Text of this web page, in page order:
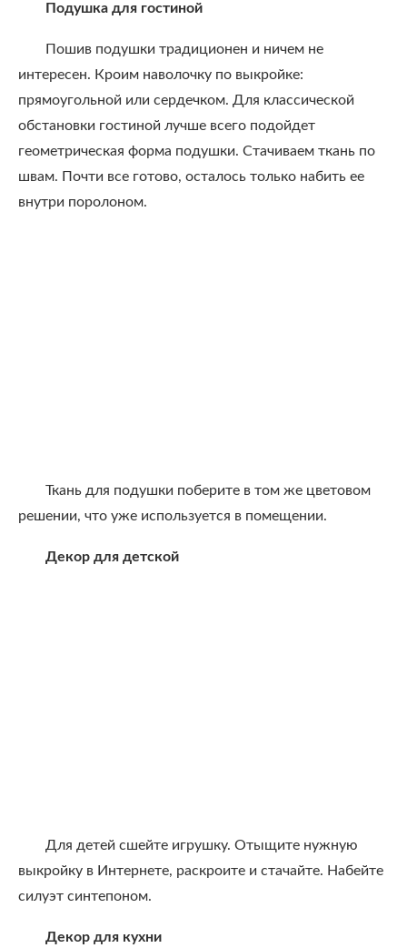
Подушка для гостиной
Пошив подушки традиционен и ничем не
интересен. Кроим наволочку по выкройке:
прямоугольной или сердечком. Для классической
обстановки гостиной лучше всего подойдет
геометрическая форма подушки. Стачиваем ткань по
швам. Почти все готово, осталось только набить ее
внутри поролоном.
Ткань для подушки поберите в том же цветовом
решении, что уже используется в помещении.
Декор для детской
Для детей сшейте игрушку. Отыщите нужную
выкройку в Интернете, раскроите и стачайте. Набейте
силуэт синтепоном.
Декор для кухни